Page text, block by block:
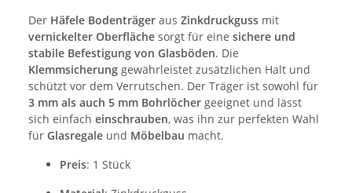
Der Häfele Bodenträger aus Zinkdruckguss mit
vernickelter Oberfläche sorgt für eine sichere und
stabile Befestigung von Glasböden. Die
Klemmsicherung gewährleistet zusätzlichen Halt und
schützt vor dem Verrutschen. Der Träger ist sowohl für
3 mm als auch 5 mm Bohrlöcher geeignet und lässt
sich einfach einschrauben, was ihn zur perfekten Wahl
für Glasregale und Möbelbau macht.
Preis: 1 Stück